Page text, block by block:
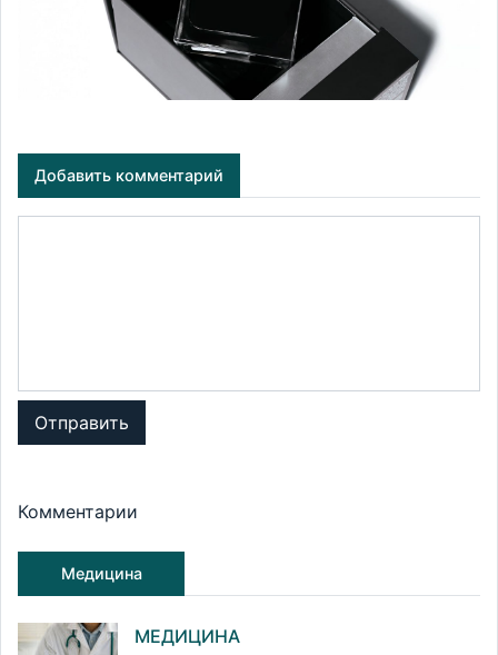
Добавить комментарий
Отправить
Комментарии
Медицина
МЕДИЦИНА